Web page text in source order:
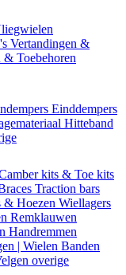
Vertandingen &
Toebehoren
Einddempers
Hitteband
kits & Toe kits
Traction bars
& Hoezen Wiellagers
Remklauwen
Handremmen
| Wielen Banden
overige